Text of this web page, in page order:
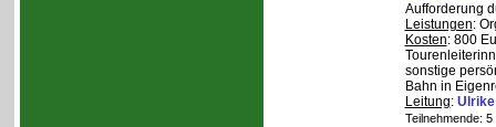
Aufforderung
Leistungen:
Kosten: 800
sonstige
Bahn in
Leitung:
Teilnehmende: